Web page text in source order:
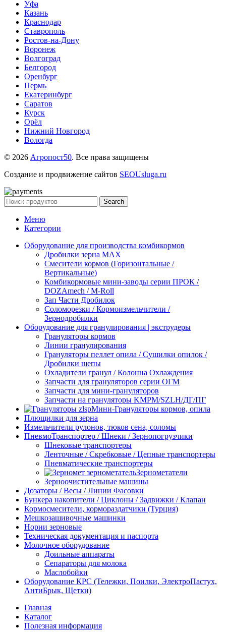
Уфа
Казань
Краснодар
Ставрополь
Ростов-на-Дону
Воронеж
Волгоград
Белгород
Оренбург
Пермь
Екатеринбург
Саратов
Курск
Орёл
Нижний Новгород
Вологда
© 2026 Агропост50. Все права защищены
Создание и продвижение сайтов SEOUsluga.ru
Search
Меню
Категории
Оборудование для производства комбикормов
Дробилки зерна МАХ
Смесители кормов (Горизонтальные /
Вертикальные)
Комбикормовые мини-заводы серии ПРОК /
DOZAmech / M-Roll
Зап Части Дробилок
Соломорезки / Кормоизмельчители /
Зернодробилки
Оборудование для гранулирования | экструдеры
Грануляторы кормов
Линии гранулирования
Грануляторы пеллет опила / Сушилки опилок /
Дробилки щепы
Охладители гранул / Колонна Охлаждения
Запчасти для грануляторов серии ОГМ
Запчасти для мини-грануляторов
Запчасти на грануляторы KMPM/SZLH/ДГ/ПГ
Мини-Грануляторы кормов, опила
Плющилки для зерна
Измельчители рулонов, тюков сена, соломы
ПневмоТранспортер / Шнеки / Зернопогрузчики
Шнековые транспортеры
Ленточные / Скребковые / Цепные транспортеры
Пневматические транспортеры
Зернометатели
Зерноочистительные машины
Дозаторы / Весы / Линии Фасовки
Бункера накопители / Циклоны / Задвижки / Клапан
Кормосмесители, кормораздатчики (Турция)
Мешкозашивочные машинки
Нории зерновые
Техническая документация и паспорта
Молочное оборудование
Доильные аппараты
Сепараторы для молока
Маслобойки
Оборудование КРС (Тележки, Поилки, ЭлектроПастух,
АнтиБрык, Щетки)
Главная
Каталог
Полезная информация